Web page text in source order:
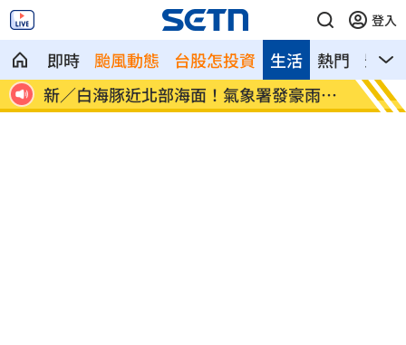
登入
即時 颱風動態 台股怎投資 熱門 影音
生活
象署發豪雨特
南電Q2財報公布後 目標價調升